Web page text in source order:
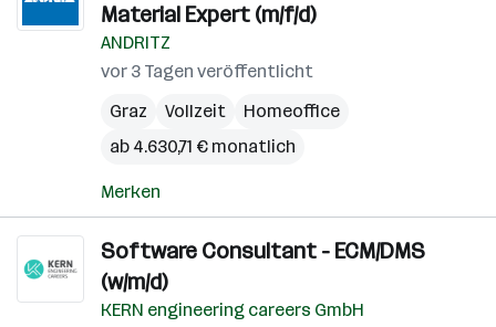
Material Expert (m/f/d)
ANDRITZ
vor 3 Tagen veröffentlicht
Graz
Vollzeit
Homeoffice
ab 4.630,71 € monatlich
Merken
Software Consultant - ECM/DMS
(w/m/d)
KERN engineering careers GmbH